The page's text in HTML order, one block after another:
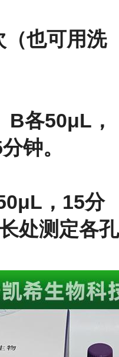
（也可用洗
B各50μL，
钟。
，15分
处测定各孔